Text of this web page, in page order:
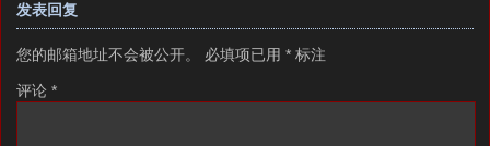
发表回复
您的邮箱地址不会被公开。 必填项已用 * 标注
评论 *